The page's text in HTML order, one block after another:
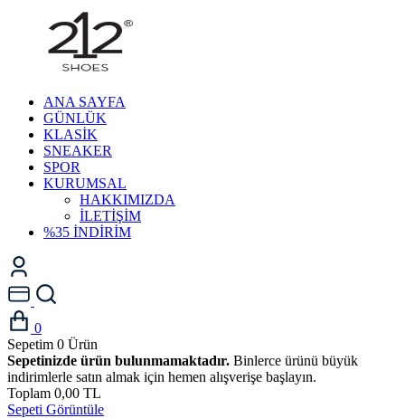
ANA SAYFA
GÜNLÜK
KLASİK
SNEAKER
SPOR
KURUMSAL
HAKKIMIZDA
İLETİŞİM
%35 İNDİRİM
0
Sepetim 0 Ürün
Sepetinizde ürün bulunmamaktadır. Binlerce ürünü büyük
indirimlerle satın almak için hemen alışverişe başlayın.
Toplam 0,00 TL
Sepeti Görüntüle